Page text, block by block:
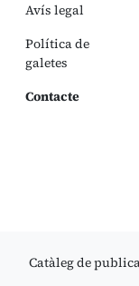
Avís legal
Política de
galetes
Contacte
Catàleg de